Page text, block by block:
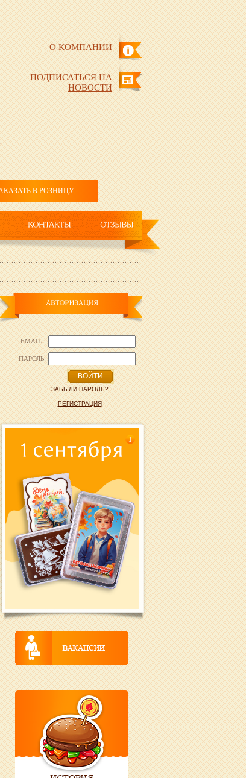
О КОМПАНИИ
ПОДПИСАТЬСЯ НА
НОВОСТИ
В РОЗНИЦУ
EMAIL:
ПАРОЛЬ:
ВОЙТИ
ЗАБЫЛИ ПАРОЛЬ?
РЕГИСТРАЦИЯ
1